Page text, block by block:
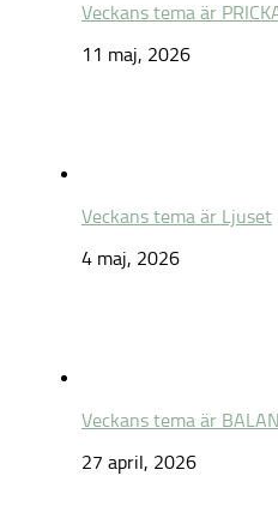
Veckans tema är
11 maj, 2026
Veckans tema är Ljuset
4 maj, 2026
Veckans tema är
27 april, 2026